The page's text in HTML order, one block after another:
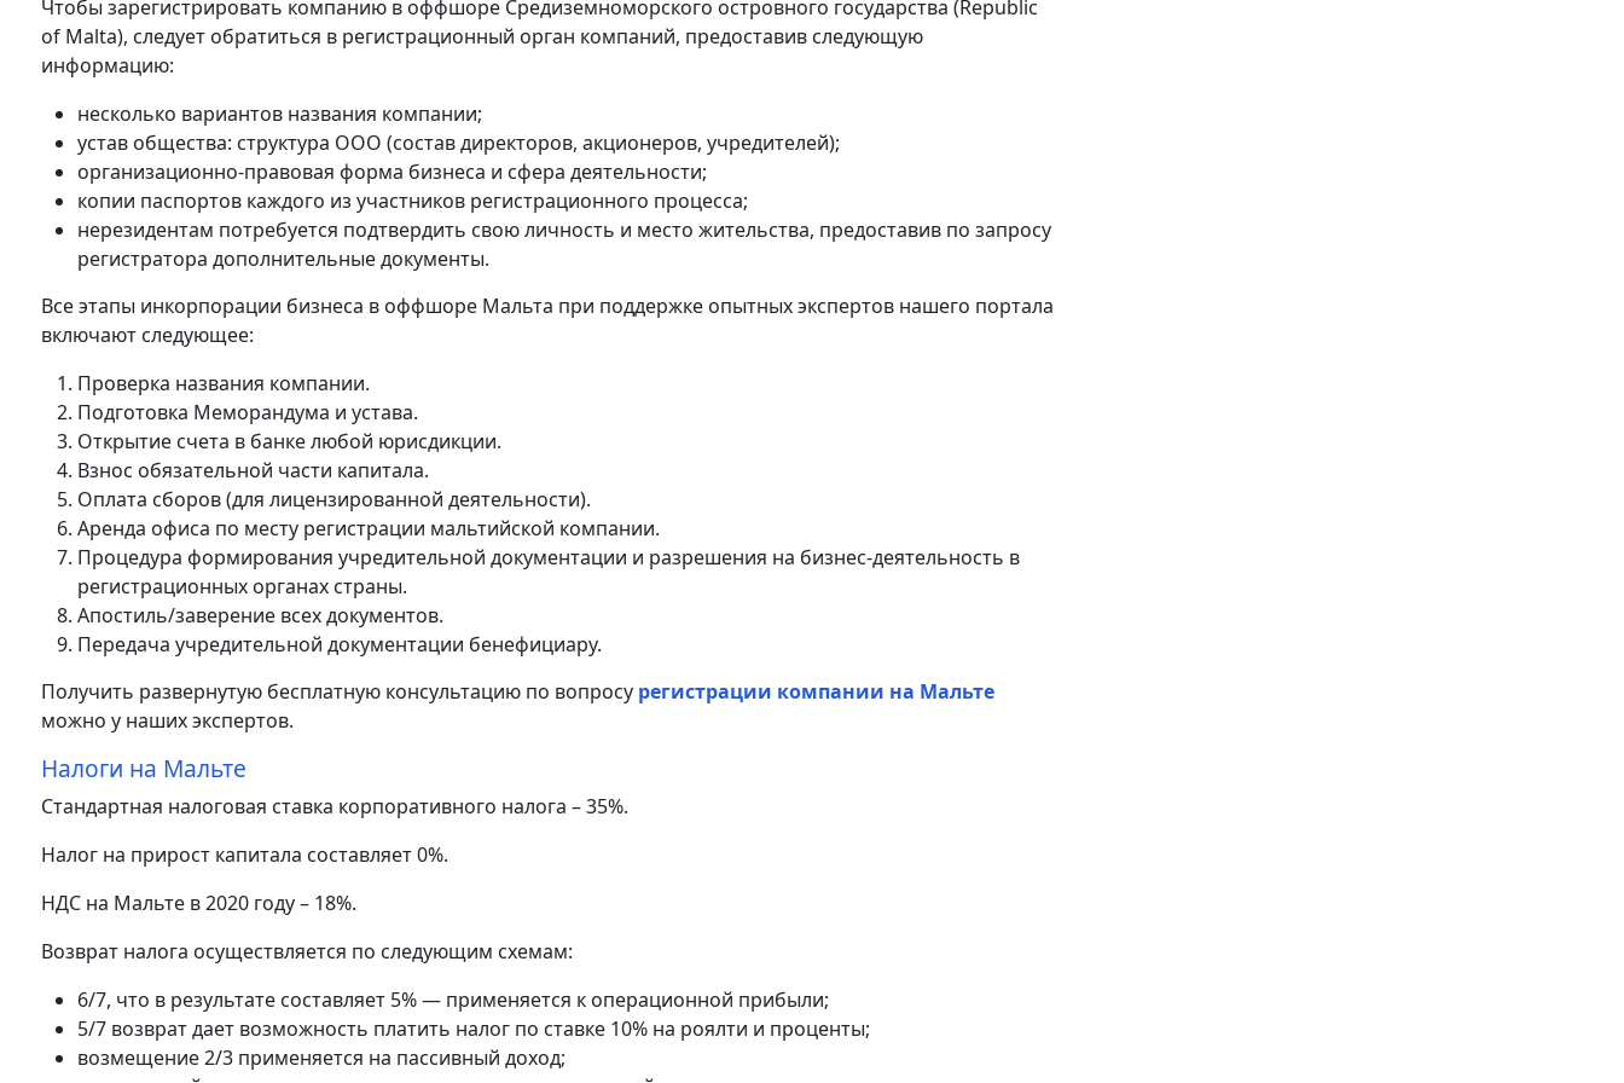
Чтобы зарегистрировать компанию в оффшоре Средиземноморского островного государства (Republic
of Malta), следует обратиться в регистрационный орган компаний, предоставив следующую
информацию:
несколько вариантов названия компании;
устав общества: структура ООО (состав директоров, акционеров, учредителей);
организационно-правовая форма бизнеса и сфера деятельности;
копии паспортов каждого из участников регистрационного процесса;
нерезидентам потребуется подтвердить свою личность и место жительства, предоставив по запросу
регистратора дополнительные документы.
Все этапы инкорпорации бизнеса в оффшоре Мальта при поддержке опытных экспертов нашего портала
включают следующее:
Проверка названия компании.
Подготовка Меморандума и устава.
Открытие счета в банке любой юрисдикции.
Взнос обязательной части капитала.
Оплата сборов (для лицензированной деятельности).
Аренда офиса по месту регистрации мальтийской компании.
Процедура формирования учредительной документации и разрешения на бизнес-деятельность в
регистрационных органах страны.
Апостиль/заверение всех документов.
Передача учредительной документации бенефициару.
Получить развернутую бесплатную консультацию по вопросу регистрации компании на Мальте
можно у наших экспертов.
Налоги на Мальте
Стандартная налоговая ставка корпоративного налога – 35%.
Налог на прирост капитала составляет 0%.
НДС на Мальте в 2020 году – 18%.
Возврат налога осуществляется по следующим схемам:
6/7, что в результате составляет 5% — применяется к операционной прибыли;
5/7 возврат дает возможность платить налог по ставке 10% на роялти и проценты;
возмещение 2/3 применяется на пассивный доход;